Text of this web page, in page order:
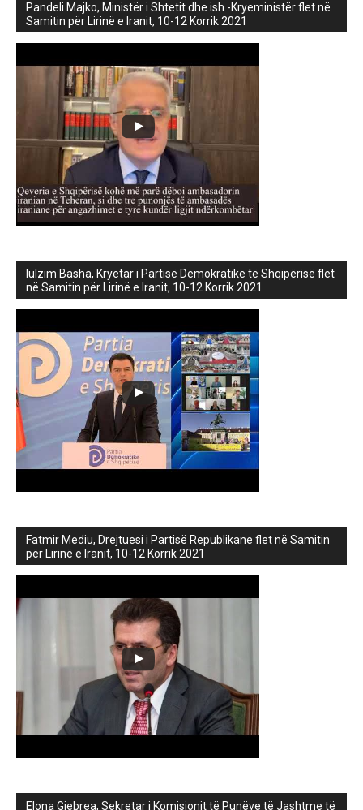
Pandeli Majko, Ministër i Shtetit dhe ish -Kryeministër flet në
Samitin për Lirinë e Iranit, 10-12 Korrik 2021
lulzim Basha, Kryetar i Partisë Demokratike të Shqipërisë flet
në Samitin për Lirinë e Iranit, 10-12 Korrik 2021
Fatmir Mediu, Drejtuesi i Partisë Republikane flet në Samitin
për Lirinë e Iranit, 10-12 Korrik 2021
Elona Gjebrea, Sekretar i Komisionit të Punëve të Jashtme të